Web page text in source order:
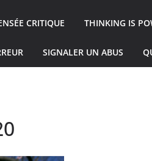
CRITIQUE THINKING IS
SIGNALER UN ABUS